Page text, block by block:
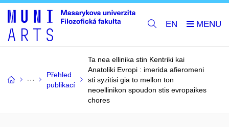
EN
Přehled
publikací
Ta nea ellinika stin Kentriki kai
Anatoliki Evropi : imerida afieromeni
sti syzitisi gia to mellon ton
neoellinikon spoudon stis evropaikes
chores